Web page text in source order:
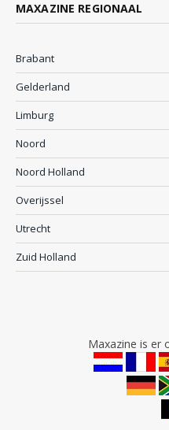
MAXAZINE REGIONAAL
Brabant
Gelderland
Limburg
Noord
Noord Holland
Overijssel
Utrecht
Zuid Holland
Maxazine is er